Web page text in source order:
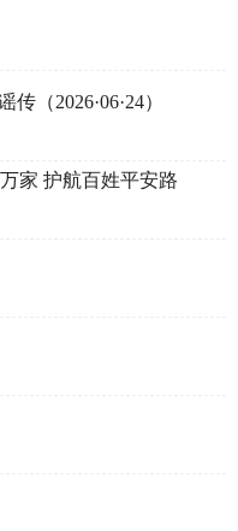
（2026·06·24）
家 护航百姓平安路